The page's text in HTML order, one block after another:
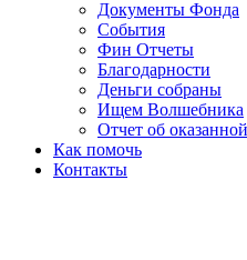
Документы Фонда
События
Фин Отчеты
Благодарности
Деньги собраны
Ищем Волшебника
Отчет об
Как помочь
Контакты